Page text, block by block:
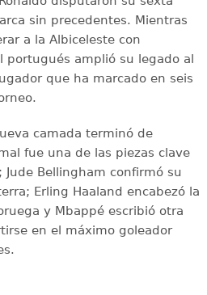
sin precedentes. Mientras
a la Albiceleste con
portugués amplió su legado al
que ha marcado en seis
camada terminó de
fue una de las piezas clave
Jude Bellingham confirmó su
Erling Haaland encabezó la
y Mbappé escribió otra
en el máximo goleador